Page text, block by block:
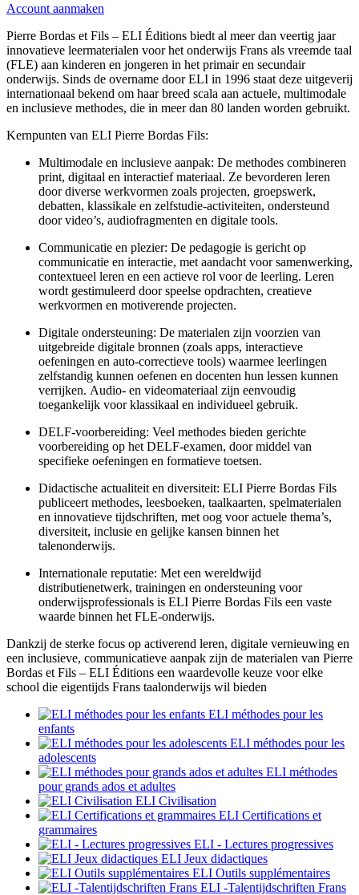
Account aanmaken
Pierre Bordas et Fils – ELI Éditions biedt al meer dan veertig jaar
innovatieve leermaterialen voor het onderwijs Frans als vreemde taal
(FLE) aan kinderen en jongeren in het primair en secundair
onderwijs. Sinds de overname door ELI in 1996 staat deze uitgeverij
internationaal bekend om haar breed scala aan actuele, multimodale
en inclusieve methodes, die in meer dan 80 landen worden gebruikt.
Kernpunten van ELI Pierre Bordas Fils:
Multimodale en inclusieve aanpak: De methodes combineren
print, digitaal en interactief materiaal. Ze bevorderen leren
door diverse werkvormen zoals projecten, groepswerk,
debatten, klassikale en zelfstudie-activiteiten, ondersteund
door video’s, audiofragmenten en digitale tools.
Communicatie en plezier: De pedagogie is gericht op
communicatie en interactie, met aandacht voor samenwerking,
contextueel leren en een actieve rol voor de leerling. Leren
wordt gestimuleerd door speelse opdrachten, creatieve
werkvormen en motiverende projecten.
Digitale ondersteuning: De materialen zijn voorzien van
uitgebreide digitale bronnen (zoals apps, interactieve
oefeningen en auto-correctieve tools) waarmee leerlingen
zelfstandig kunnen oefenen en docenten hun lessen kunnen
verrijken. Audio- en videomateriaal zijn eenvoudig
toegankelijk voor klassikaal en individueel gebruik.
DELF-voorbereiding: Veel methodes bieden gerichte
voorbereiding op het DELF-examen, door middel van
specifieke oefeningen en formatieve toetsen.
Didactische actualiteit en diversiteit: ELI Pierre Bordas Fils
publiceert methodes, leesboeken, taalkaarten, spelmaterialen
en innovatieve tijdschriften, met oog voor actuele thema’s,
diversiteit, inclusie en gelijke kansen binnen het
talenonderwijs.
Internationale reputatie: Met een wereldwijd
distributienetwerk, trainingen en ondersteuning voor
onderwijsprofessionals is ELI Pierre Bordas Fils een vaste
waarde binnen het FLE-onderwijs.
Dankzij de sterke focus op activerend leren, digitale vernieuwing en
een inclusieve, communicatieve aanpak zijn de materialen van Pierre
Bordas et Fils – ELI Éditions een waardevolle keuze voor elke
school die eigentijds Frans taalonderwijs wil bieden
ELI méthodes pour les
enfants
ELI méthodes pour les
adolescents
ELI méthodes
pour grands ados et adultes
ELI Civilisation
ELI Certifications et
grammaires
ELI - Lectures progressives
ELI Jeux didactiques
ELI Outils supplémentaires
ELI -Talentijdschriften Frans